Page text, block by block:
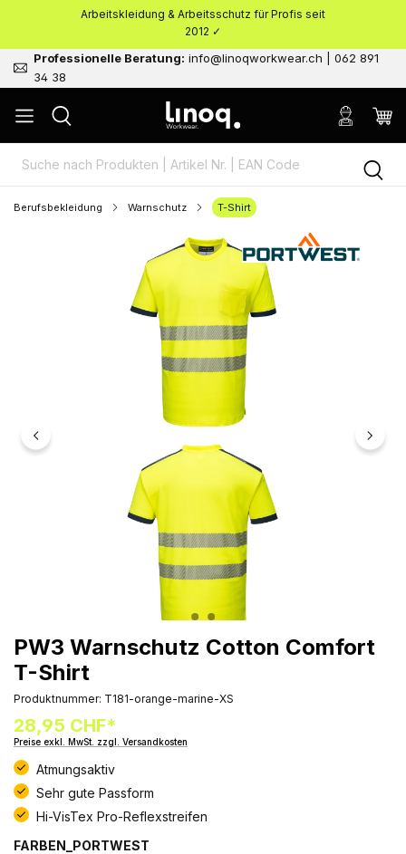
springenArbeitskleidung & Arbeitsschutz für Profis seit
2012 ✓
Professionelle Beratung: info@linoqworkwear.ch | 062 891
34 38
Berufsbekleidung Warnschutz T-Shirt
PW3 Warnschutz Cotton Comfort
T-Shirt
Produktnummer: T181-orange-marine-XS
28,95 CHF*
Preise exkl. MwSt. zzgl. Versandkosten
Atmungsaktiv
Sehr gute Passform
Hi-VisTex Pro-Reflexstreifen
FARBEN_PORTWEST